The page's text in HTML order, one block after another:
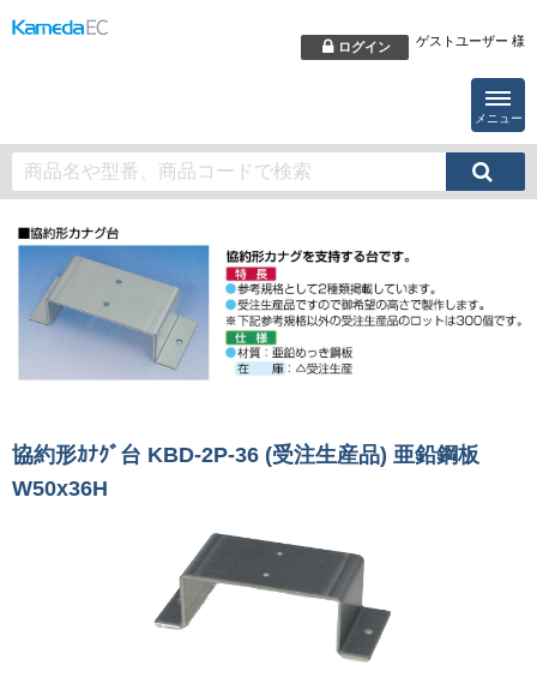
ログイン ゲストユーザー 様
メニュー
協約形ｶﾅｸﾞ台 KBD-2P-36 (受注生産品) 亜鉛鋼板
W50x36H